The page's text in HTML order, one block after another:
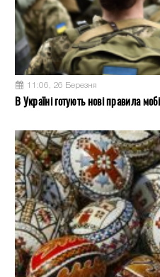
11:06, 26 Березня
В Україні готують нові правила